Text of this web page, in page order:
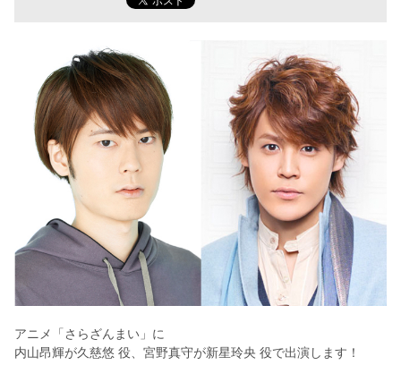
アニメ「さらざんまい」に
内山昂輝が久慈悠 役、宮野真守が新星玲央 役で出演します！